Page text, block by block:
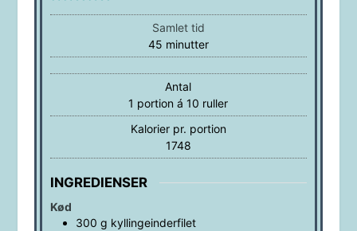
Samlet tid
45minutter
minutter
Antal
1 portion á 10 ruller
Kalorier pr. portion
1748
INGREDIENSER
Kød
300 g kyllingeinderfilet